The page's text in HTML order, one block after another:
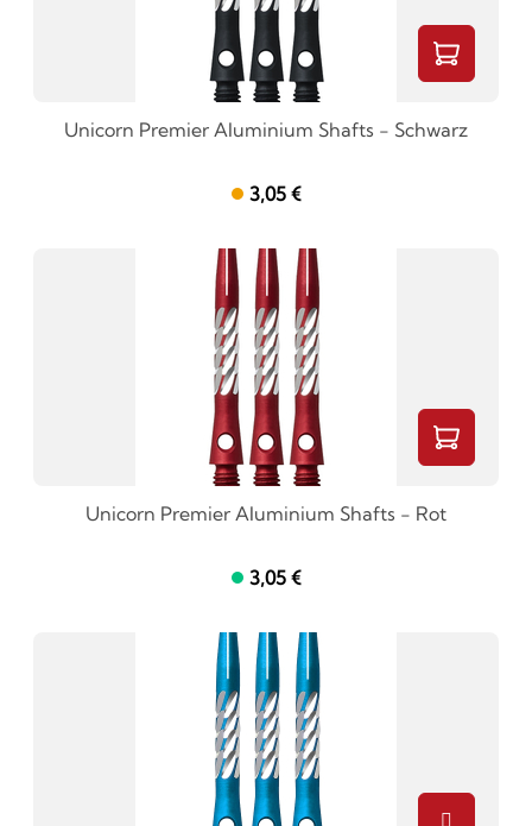
Unicorn Premier Aluminium Shafts - Schwarz
3,05 €
Unicorn Premier Aluminium Shafts - Rot
3,05 €